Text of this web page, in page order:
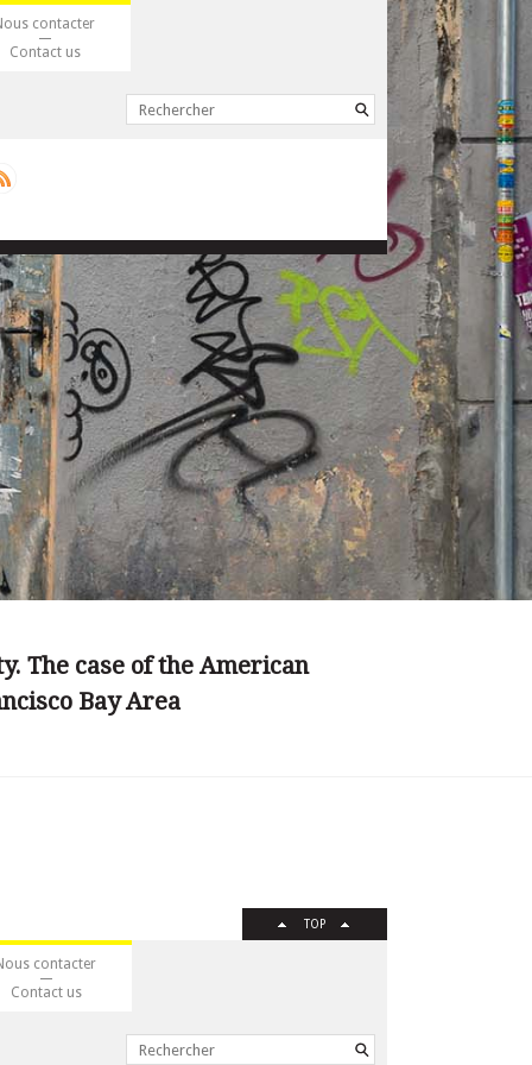
contacter
Contact us
The case of the American
Bay Area
TOP
contacter
Contact us